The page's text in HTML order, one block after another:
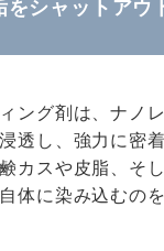
シャットアウ
ング剤は、ナノ
透し、強力に密
カスや皮脂、そ
体に染み込むのを